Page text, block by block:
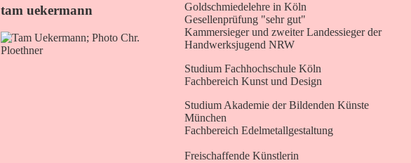
tam uekermann
Goldschmiedelehre in Köln
Gesellenprüfung "sehr gut"
Kammersieger und zweiter Landessieger der
Handwerksjugend NRW
Studium Fachhochschule Köln
Fachbereich Kunst und Design
Studium Akademie der Bildenden Künste
München
Fachbereich Edelmetallgestaltung
Freischaffende Künstlerin